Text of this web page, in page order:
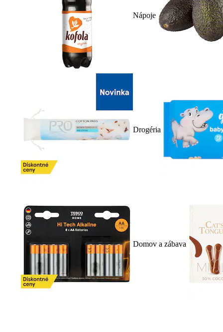
Nápoje
Drogéria
Domov a zábava